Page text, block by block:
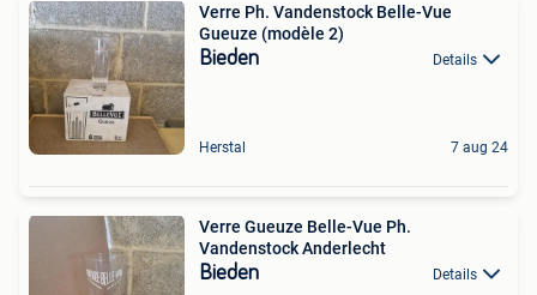
Verre Ph. Vandenstock Belle-Vue
Gueuze (modèle 2)
Bieden Details
Herstal 7 aug 24
Verre Gueuze Belle-Vue Ph.
Vandenstock Anderlecht
Bieden Details